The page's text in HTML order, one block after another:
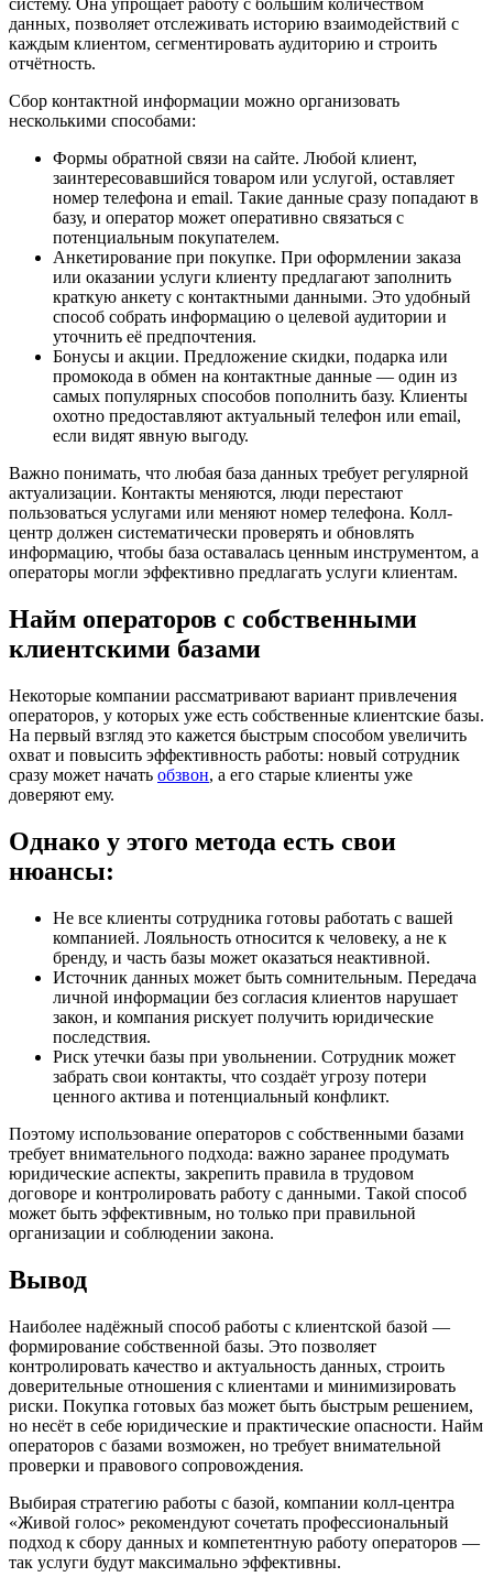
систему. Она упрощает работу с большим количеством
данных, позволяет отслеживать историю взаимодействий с
каждым клиентом, сегментировать аудиторию и строить
отчётность.
Сбор контактной информации можно организовать
несколькими способами:
Формы обратной связи на сайте. Любой клиент,
заинтересовавшийся товаром или услугой, оставляет
номер телефона и email. Такие данные сразу попадают в
базу, и оператор может оперативно связаться с
потенциальным покупателем.
Анкетирование при покупке. При оформлении заказа
или оказании услуги клиенту предлагают заполнить
краткую анкету с контактными данными. Это удобный
способ собрать информацию о целевой аудитории и
уточнить её предпочтения.
Бонусы и акции. Предложение скидки, подарка или
промокода в обмен на контактные данные — один из
самых популярных способов пополнить базу. Клиенты
охотно предоставляют актуальный телефон или email,
если видят явную выгоду.
Важно понимать, что любая база данных требует регулярной
актуализации. Контакты меняются, люди перестают
пользоваться услугами или меняют номер телефона. Колл-
центр должен систематически проверять и обновлять
информацию, чтобы база оставалась ценным инструментом, а
операторы могли эффективно предлагать услуги клиентам.
Найм операторов с собственными
клиентскими базами
Некоторые компании рассматривают вариант привлечения
операторов, у которых уже есть собственные клиентские базы.
На первый взгляд это кажется быстрым способом увеличить
охват и повысить эффективность работы: новый сотрудник
сразу может начать обзвон, а его старые клиенты уже
доверяют ему.
Однако у этого метода есть свои
нюансы:
Не все клиенты сотрудника готовы работать с вашей
компанией. Лояльность относится к человеку, а не к
бренду, и часть базы может оказаться неактивной.
Источник данных может быть сомнительным. Передача
личной информации без согласия клиентов нарушает
закон, и компания рискует получить юридические
последствия.
Риск утечки базы при увольнении. Сотрудник может
забрать свои контакты, что создаёт угрозу потери
ценного актива и потенциальный конфликт.
Поэтому использование операторов с собственными базами
требует внимательного подхода: важно заранее продумать
юридические аспекты, закрепить правила в трудовом
договоре и контролировать работу с данными. Такой способ
может быть эффективным, но только при правильной
организации и соблюдении закона.
Вывод
Наиболее надёжный способ работы с клиентской базой —
формирование собственной базы. Это позволяет
контролировать качество и актуальность данных, строить
доверительные отношения с клиентами и минимизировать
риски. Покупка готовых баз может быть быстрым решением,
но несёт в себе юридические и практические опасности. Найм
операторов с базами возможен, но требует внимательной
проверки и правового сопровождения.
Выбирая стратегию работы с базой, компании колл-центра
«Живой голос» рекомендуют сочетать профессиональный
подход к сбору данных и компетентную работу операторов —
так услуги будут максимально эффективны.